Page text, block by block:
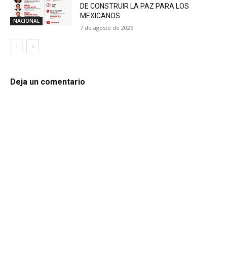
NACIONAL
DE CONSTRUIR LA PAZ PARA LOS
MEXICANOS
7 de agosto de 2026
Deja un comentario